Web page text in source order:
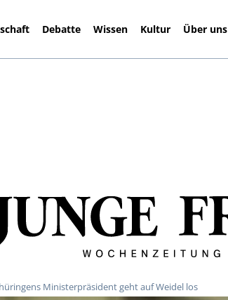
Debatte Wissen Kultur Über uns
Ministerpräsident geht auf Weidel los